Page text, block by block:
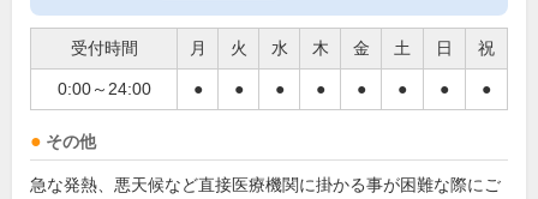
受付時間 月 火 水 木 金 土 日 祝
0:00～24:00 ● ● ● ● ● ● ● ●
その他
急な発熱、悪天候など直接医療機関に掛かる事が困難な際にご